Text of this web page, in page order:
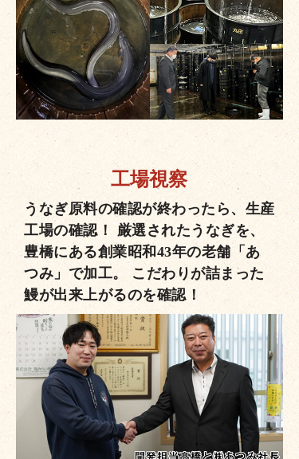
工場視察
うなぎ原料の確認が終わったら、生産
工場の確認！ 厳選されたうなぎを、
豊橋にある創業昭和43年の老舗「あ
つみ」で加工。 こだわりが詰まった
鰻が出来上がるのを確認！